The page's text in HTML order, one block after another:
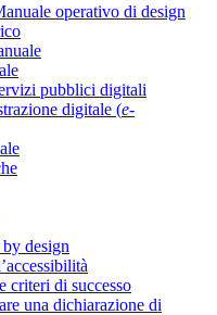
operativo di design
pubblici digitali
digitale (e-
design
criteri di successo
una dichiarazione di